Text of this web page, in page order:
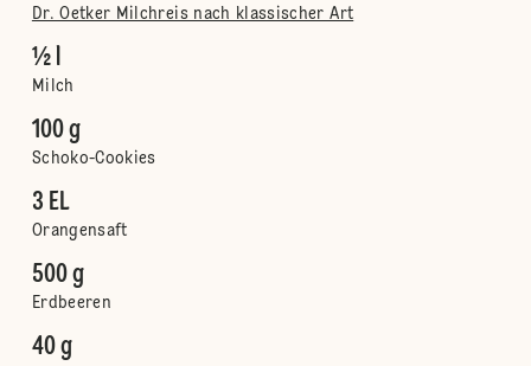
Dr. Oetker Milchreis nach klassischer Art
½ l
Milch
100 g
Schoko-Cookies
3 EL
Orangensaft
500 g
Erdbeeren
40 g